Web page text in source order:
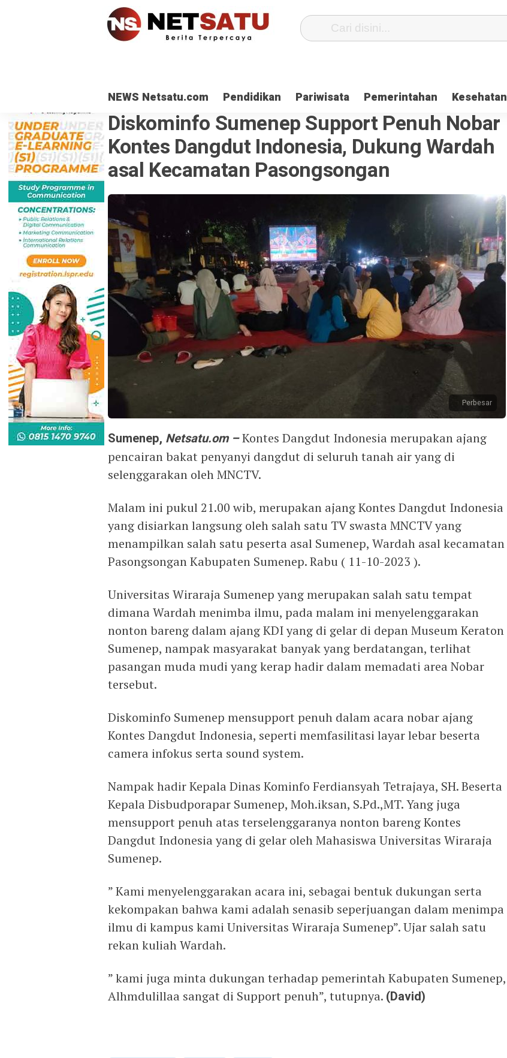
NEWS Netsatu.com Pendidikan Pariwisata Pemerintahan Kesehatan
ENTERTAINTMENT· 11 Okt 2023
Diskominfo Sumenep Support Penuh Nobar
Kontes Dangdut Indonesia, Dukung Wardah
asal Kecamatan Pasongsongan
Perbesar
Sumenep, Netsatu.om –Kontes Dangdut Indonesia merupakan ajang
pencairan bakat penyanyi dangdut di seluruh tanah air yang di
selenggarakan oleh MNCTV.
Malam ini pukul 21.00 wib, merupakan ajang Kontes Dangdut Indonesia
yang disiarkan langsung oleh salah satu TV swasta MNCTV yang
menampilkan salah satu peserta asal Sumenep, Wardah asal kecamatan
Pasongsongan Kabupaten Sumenep. Rabu ( 11-10-2023 ).
Universitas Wiraraja Sumenep yang merupakan salah satu tempat
dimana Wardah menimba ilmu, pada malam ini menyelenggarakan
nonton bareng dalam ajang KDI yang di gelar di depan Museum Keraton
Sumenep, nampak masyarakat banyak yang berdatangan, terlihat
pasangan muda mudi yang kerap hadir dalam memadati area Nobar
tersebut.
Diskominfo Sumenep mensupport penuh dalam acara nobar ajang
Kontes Dangdut Indonesia, seperti memfasilitasi layar lebar beserta
camera infokus serta sound system.
Nampak hadir Kepala Dinas Kominfo Ferdiansyah Tetrajaya, SH. Beserta
Kepala Disbudporapar Sumenep, Moh.iksan, S.Pd.,MT. Yang juga
mensupport penuh atas terselenggaranya nonton bareng Kontes
Dangdut Indonesia yang di gelar oleh Mahasiswa Universitas Wiraraja
Sumenep.
” Kami menyelenggarakan acara ini, sebagai bentuk dukungan serta
kekompakan bahwa kami adalah senasib seperjuangan dalam menimpa
ilmu di kampus kami Universitas Wiraraja Sumenep”. Ujar salah satu
rekan kuliah Wardah.
” kami juga minta dukungan terhadap pemerintah Kabupaten Sumenep,
Alhmdulillaa sangat di Support penuh”, tutupnya. (David)